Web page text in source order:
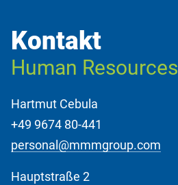
Kontakt
Human Resources
Hartmut Cebula
+49 9674 80-441
personal@mmmgroup.com
Hauptstraße 2